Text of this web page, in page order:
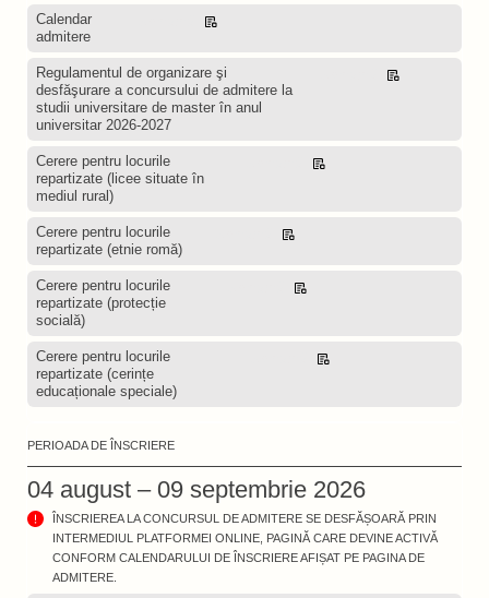
Calendar
admitere
Regulamentul de organizare şi
desfăşurare a concursului de admitere la
studii universitare de master în anul
universitar 2026-2027
Cerere pentru locurile
repartizate (licee situate în
mediul rural)
Cerere pentru locurile
repartizate (etnie romă)
Cerere pentru locurile
repartizate (protecție
socială)
Cerere pentru locurile
repartizate (cerințe
educaționale speciale)
PERIOADA DE ÎNSCRIERE
04 august – 09 septembrie 2026
ÎNSCRIEREA LA CONCURSUL DE ADMITERE SE DESFĂȘOARĂ PRIN
INTERMEDIUL PLATFORMEI ONLINE, PAGINĂ CARE DEVINE ACTIVĂ
CONFORM CALENDARULUI DE ÎNSCRIERE AFIȘAT PE PAGINA DE
ADMITERE.